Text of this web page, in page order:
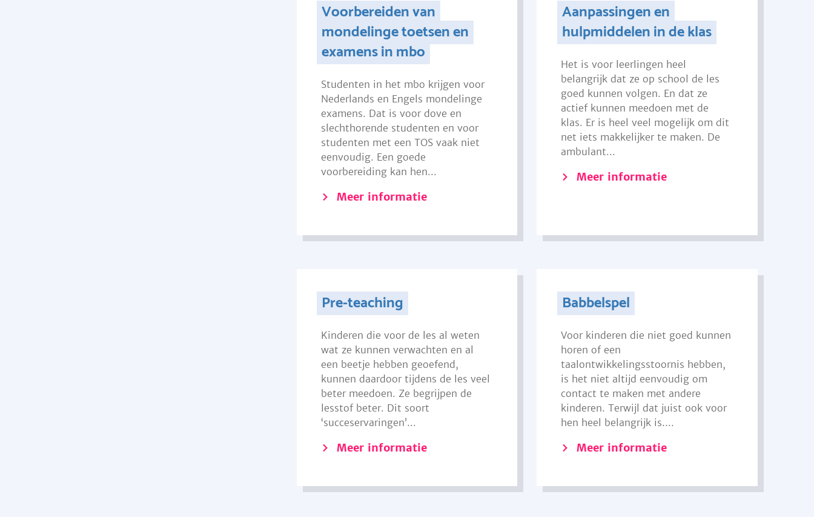
Voorbereiden van
mondelinge toetsen en
examens in mbo
Studenten in het mbo krijgen voor
Nederlands en Engels mondelinge
examens. Dat is voor dove en
slechthorende studenten en voor
studenten met een TOS vaak niet
eenvoudig. Een goede
voorbereiding kan hen...
Meer informatie
Aanpassingen en
hulpmiddelen in de klas
Het is voor leerlingen heel
belangrijk dat ze op school de les
goed kunnen volgen. En dat ze
actief kunnen meedoen met de
klas. Er is heel veel mogelijk om dit
net iets makkelijker te maken. De
ambulant...
Meer informatie
Pre-teaching
Kinderen die voor de les al weten
wat ze kunnen verwachten en al
een beetje hebben geoefend,
kunnen daardoor tijdens de les veel
beter meedoen. Ze begrijpen de
lesstof beter. Dit soort
‘succeservaringen’...
Meer informatie
Babbelspel
Voor kinderen die niet goed kunnen
horen of een
taalontwikkelingsstoornis hebben,
is het niet altijd eenvoudig om
contact te maken met andere
kinderen. Terwijl dat juist ook voor
hen heel belangrijk is....
Meer informatie